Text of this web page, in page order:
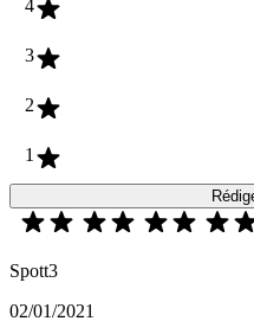
4
3
2
1
Spott3
02/01/2021